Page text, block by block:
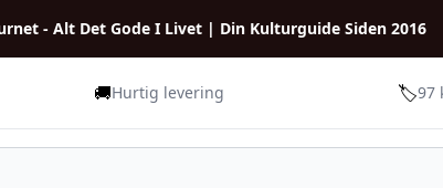
- Alt Det Gode I Livet | Din Kulturguide Siden 2016
🚚Hurtig levering 🏷️97